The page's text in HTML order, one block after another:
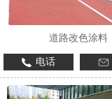
道路改色涂料
电话